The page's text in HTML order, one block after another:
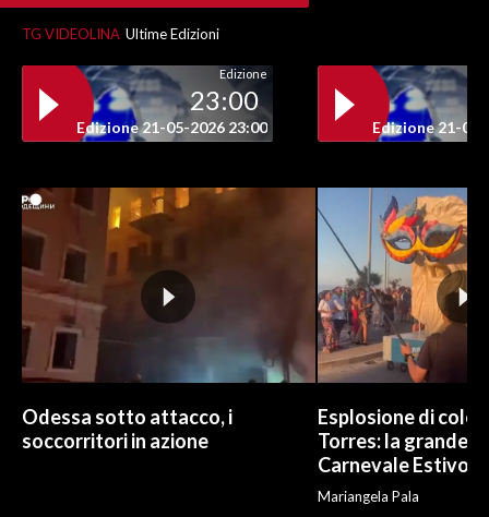
TG VIDEOLINA Ultime Edizioni
Edizione
23:00
Edizione 21-05-2026 23:00 Edizione 21-05-
Odessa sotto attacco, i
soccorritori in azione
Esplosione di
Torres: la grande
Carnevale Estivo
Mariangela Pala